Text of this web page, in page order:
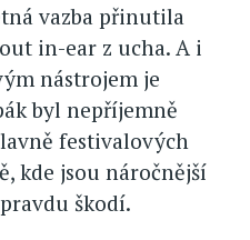
vazba přinutila
in-ear z ucha. A i
nástrojem je
byl nepříjemně
festivalových
kde jsou náročnější
škodí.